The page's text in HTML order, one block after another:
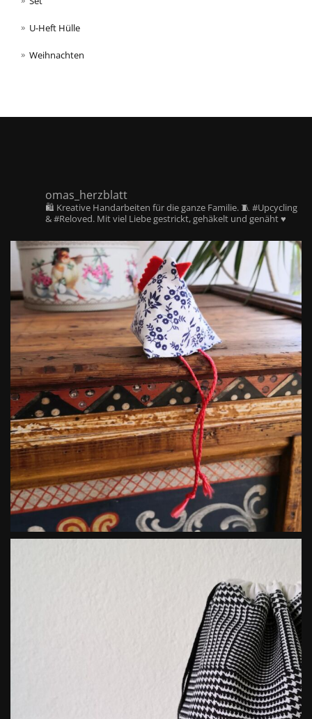
U-Heft Hülle
Weihnachten
omas_herzblatt
🛍️ Kreative Handarbeiten für die ganze Familie. 🧵 #Upcycling
& #Reloved. Mit viel Liebe gestrickt, gehäkelt und genäht ♥